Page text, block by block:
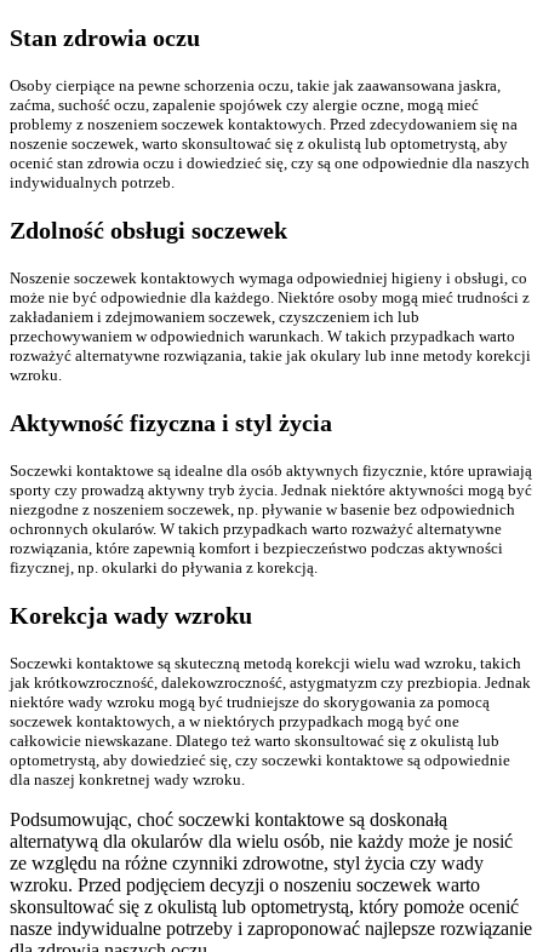
Stan zdrowia oczu
Osoby cierpiące na pewne schorzenia oczu, takie jak zaawansowana jaskra,
zaćma, suchość oczu, zapalenie spojówek czy alergie oczne, mogą mieć
problemy z noszeniem soczewek kontaktowych. Przed zdecydowaniem się na
noszenie soczewek, warto skonsultować się z okulistą lub optometrystą, aby
ocenić stan zdrowia oczu i dowiedzieć się, czy są one odpowiednie dla naszych
indywidualnych potrzeb.
Zdolność obsługi soczewek
Noszenie soczewek kontaktowych wymaga odpowiedniej higieny i obsługi, co
może nie być odpowiednie dla każdego. Niektóre osoby mogą mieć trudności z
zakładaniem i zdejmowaniem soczewek, czyszczeniem ich lub
przechowywaniem w odpowiednich warunkach. W takich przypadkach warto
rozważyć alternatywne rozwiązania, takie jak okulary lub inne metody korekcji
wzroku.
Aktywność fizyczna i styl życia
Soczewki kontaktowe są idealne dla osób aktywnych fizycznie, które uprawiają
sporty czy prowadzą aktywny tryb życia. Jednak niektóre aktywności mogą być
niezgodne z noszeniem soczewek, np. pływanie w basenie bez odpowiednich
ochronnych okularów. W takich przypadkach warto rozważyć alternatywne
rozwiązania, które zapewnią komfort i bezpieczeństwo podczas aktywności
fizycznej, np. okularki do pływania z korekcją.
Korekcja wady wzroku
Soczewki kontaktowe są skuteczną metodą korekcji wielu wad wzroku, takich
jak krótkowzroczność, dalekowzroczność, astygmatyzm czy prezbiopia. Jednak
niektóre wady wzroku mogą być trudniejsze do skorygowania za pomocą
soczewek kontaktowych, a w niektórych przypadkach mogą być one
całkowicie niewskazane. Dlatego też warto skonsultować się z okulistą lub
optometrystą, aby dowiedzieć się, czy soczewki kontaktowe są odpowiednie
dla naszej konkretnej wady wzroku.
Podsumowując, choć soczewki kontaktowe są doskonałą
alternatywą dla okularów dla wielu osób, nie każdy może je nosić
ze względu na różne czynniki zdrowotne, styl życia czy wady
wzroku. Przed podjęciem decyzji o noszeniu soczewek warto
skonsultować się z okulistą lub optometrystą, który pomoże ocenić
nasze indywidualne potrzeby i zaproponować najlepsze rozwiązanie